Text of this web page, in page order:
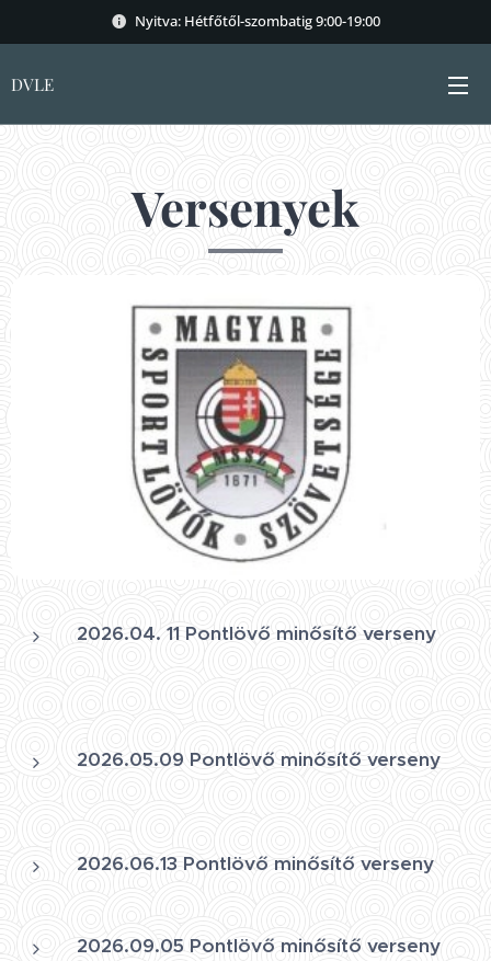
Nyitva: Hétfőtől-szombatig 9:00-19:00
DVLE
Versenyek
2026.04. 11 Pontlövő minősítő verseny
2026.05.09 Pontlövő minősítő verseny
2026.06.13 Pontlövő minősítő verseny
2026.09.05 Pontlövő minősítő verseny